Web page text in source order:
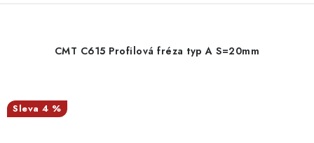
CMT C615 Profilová fréza typ A S=20mm
4 %